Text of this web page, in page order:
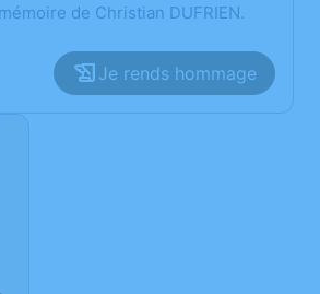
de Christian DUFRIEN.
Je rends hommage